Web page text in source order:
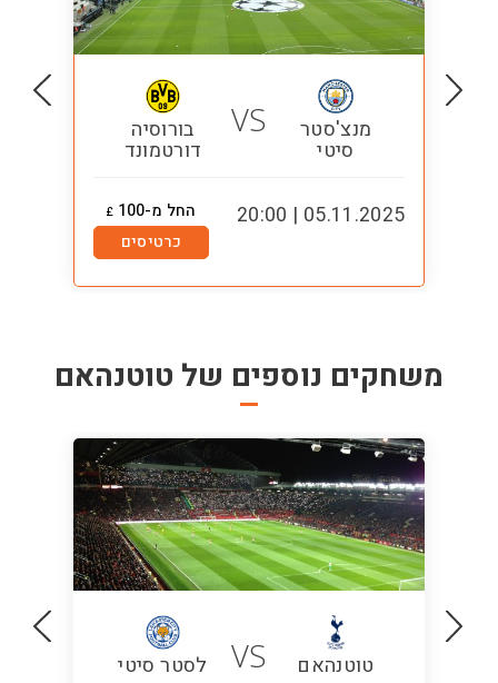
מנצ'סטר
סיטי
VS בורוסיה
דורטמונד
05.11.2025 | 20:00 החל מ-100 £
כרטיסים
משחקים נוספים של טוטנהאם
טוטנהאם VS לסטר סיטי